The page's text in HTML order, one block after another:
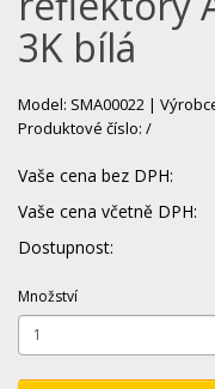
3K bílá
Model: SMA00022 |
Produktové číslo: /
Vaše cena bez DPH:
Vaše cena včetně DPH:
Dostupnost:
Množství